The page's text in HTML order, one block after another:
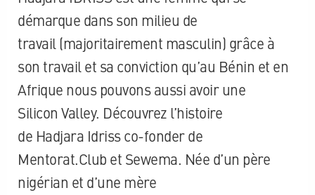
démarque dans son milieu de
travail(majoritairement masculin) grâce à
son travail et sa conviction qu’au Bénin et en
Afrique nous pouvons aussi avoir une
Silicon Valley. Découvrez l’histoire
de Hadjara Idriss co-fonder de
Mentorat.Club et Sewema. Née d’un père
nigérian et d’une mère